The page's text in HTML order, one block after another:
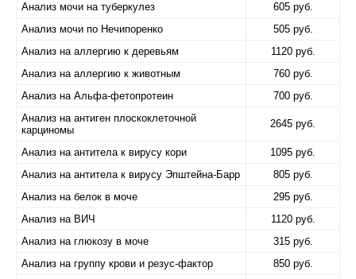
Анализ мочи на туберкулез
605 руб.
Анализ мочи по Нечипоренко
505 руб.
Анализ на аллергию к деревьям
1120 руб.
Анализ на аллергию к животным
760 руб.
Анализ на Альфа-фетопротеин
700 руб.
Анализ на антиген плоскоклеточной
карциномы
2645 руб.
Анализ на антитела к вирусу кори
1095 руб.
Анализ на антитела к вирусу Эпштейна-Барр
805 руб.
Анализ на белок в моче
295 руб.
Анализ на ВИЧ
1120 руб.
Анализ на глюкозу в моче
315 руб.
Анализ на группу крови и резус-фактор
850 руб.